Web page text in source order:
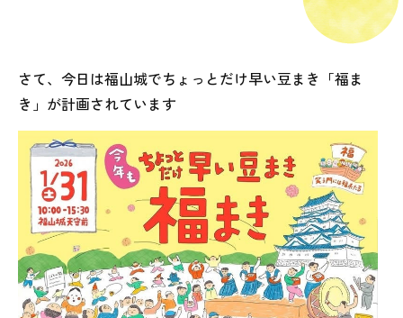
さて、今日は福山城でちょっとだけ早い豆まき「福ま
き」が計画されています